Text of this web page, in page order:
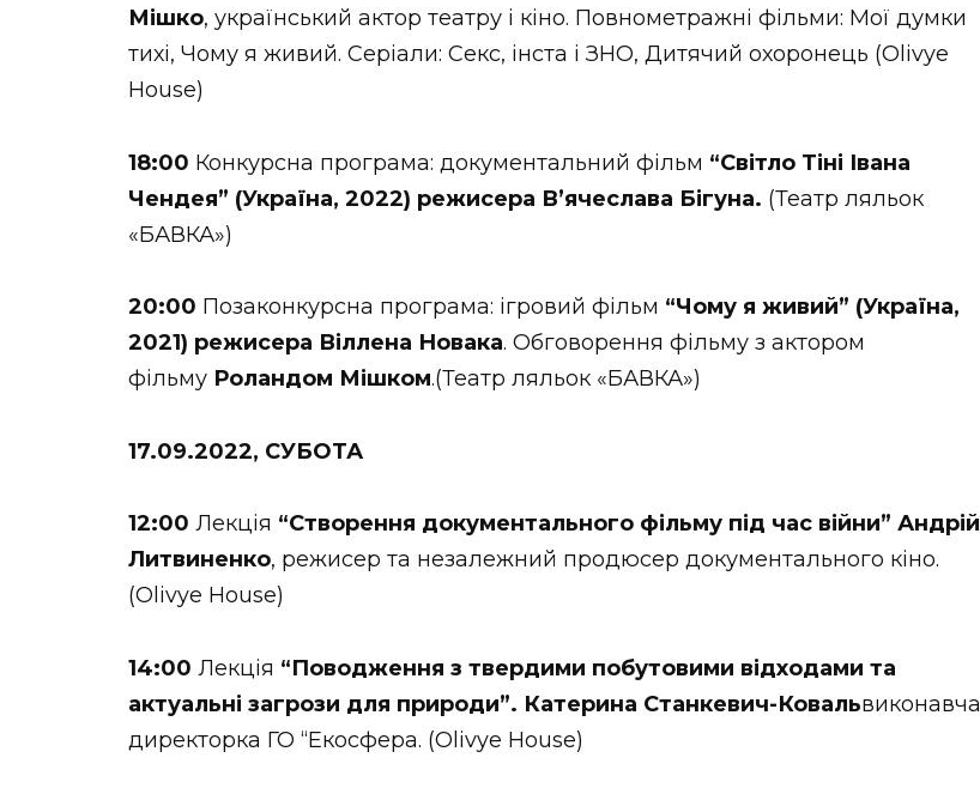
Мішко, український актор театру і кіно. Повнометражні фільми: Мої думки
тихі, Чому я живий. Серіали: Секс, інста і ЗНО, Дитячий охоронець (Olivye
House)
18:00 Конкурсна програма: документальний фільм “Світло Тіні Івана
Чендея” (Україна, 2022) режисера В’ячеслава Бігуна. (Театр ляльок
«БАВКА»)
20:00 Позаконкурсна програма: ігровий фільм “Чому я живий” (Україна,
2021) режисера Віллена Новака. Обговорення фільму з актором
фільму Роландом Мішком.(Театр ляльок «БАВКА»)
17.09.2022, СУБОТА
12:00 Лекція “Створення документального фільму під час війни” Андрій
Литвиненко, режисер та незалежний продюсер документального кіно.
(Olivye House)
14:00 Лекція “Поводження з твердими побутовими відходами та
актуальні загрози для природи”. Катерина Станкевич-Ковальвиконавча
директорка ГО “Екосфера. (Olivye House)